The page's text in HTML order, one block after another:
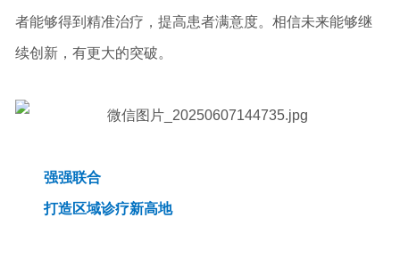
者能够得到精准治疗，提高患者满意度。相信未来能够继
续创新，有更大的突破。
强强联合
打造区域诊疗新高地